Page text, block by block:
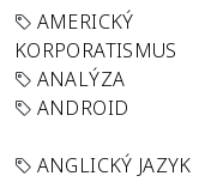
AMERICKÝ
KORPORATISMUS
ANALÝZA
ANDROID
ANGLICKÝ JAZYK